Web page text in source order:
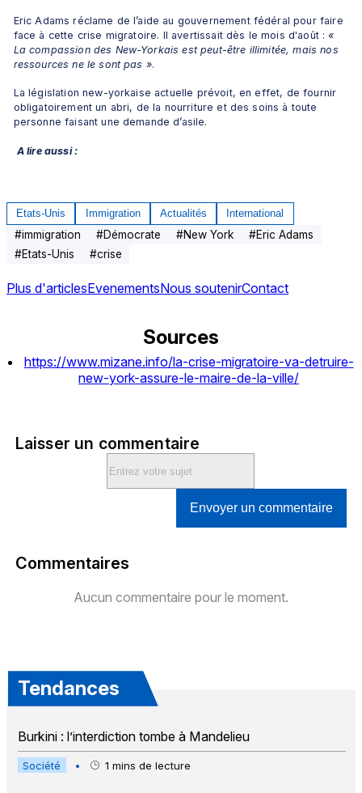
Eric Adams réclame de l’aide au gouvernement fédéral pour faire
face à cette crise migratoire. Il avertissait dès le mois d'août : «
La compassion des New-Yorkais est peut-être illimitée, mais nos
ressources ne le sont pas ».
La législation new-yorkaise actuelle prévoit, en effet, de fournir
obligatoirement un abri, de la nourriture et des soins à toute
personne faisant une demande d’asile.
A lire aussi :
Etats-Unis Immigration Actualités International
#immigration #Démocrate #New York #Eric Adams
#Etats-Unis #crise
Plus d'articlesEvenementsNous soutenirContact
Sources
https://www.mizane.info/la-crise-migratoire-va-detruire-
new-york-assure-le-maire-de-la-ville/
Laisser un commentaire
Envoyer un commentaire
Commentaires
Aucun commentaire pour le moment.
Tendances
Burkini : l’interdiction tombe à Mandelieu
Société • 1 mins de lecture